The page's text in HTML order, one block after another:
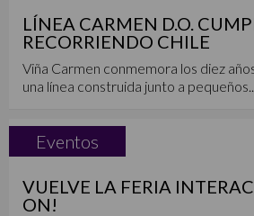
LÍNEA CARMEN D.O.
RECORRIENDO CHILE
Viña Carmen conmemora los diez
una línea construida junto a pequeños...
Eventos
VUELVE LA FERIA
ON!